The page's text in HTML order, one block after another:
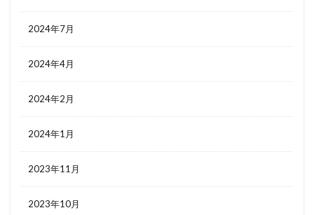
2024年7月
2024年4月
2024年2月
2024年1月
2023年11月
2023年10月